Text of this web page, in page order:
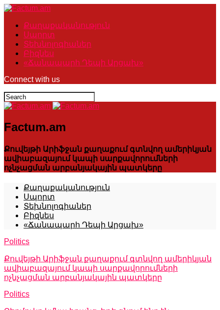
Քաղաքականություն
Սպորտ
Տեխնոլոգիաներ
Բիզնես
«Ճանապարհ Դեպի Արցախ»
Connect with us
Factum.am
Քուվեյթի Արիֆջան քաղաքում գտնվող ամերիկյան
ավիաբազայում կապի սարքավորումների
ոչնչացման արբանյակային պատկերը
Քաղաքականություն
Սպորտ
Տեխնոլոգիաներ
Բիզնես
«Ճանապարհ Դեպի Արցախ»
Politics
Քուվեյթի Արիֆջան քաղաքում գտնվող ամերիկյան
ավիաբազայում կապի սարքավորումների
ոչնչացման արբանյակային պատկերը
Politics